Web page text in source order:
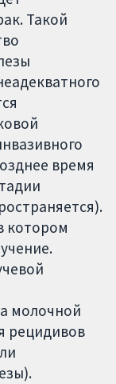
Такой
время
котором
молочной
рецидивов